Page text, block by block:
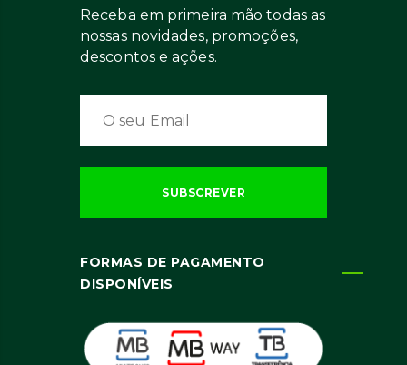
Receba em primeira mão todas as
nossas novidades, promoções,
descontos e ações.
FORMAS DE PAGAMENTO
DISPONÍVEIS